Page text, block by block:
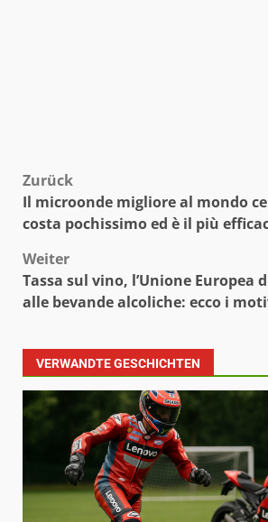
Beitragsnavigation
Zurück
Il microonde migliore al mondo ce
costa pochissimo ed è il più
Weiter
Tassa sul vino, l’Unione Europea
alle bevande alcoliche: ecco i
VERWANDTE GESCHICHTEN